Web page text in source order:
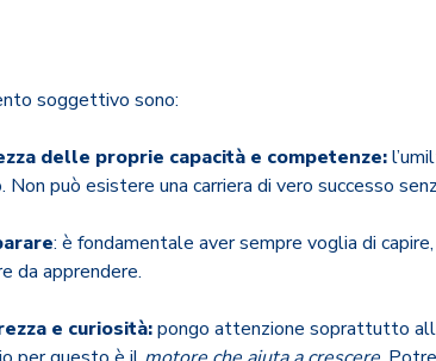
soggettivo sono:
delle proprie capacità e competenze:
Non può esistere una carriera di vero successo
: è fondamentale aver sempre voglia di
da apprendere.
e curiosità:pongo attenzione soprattutto